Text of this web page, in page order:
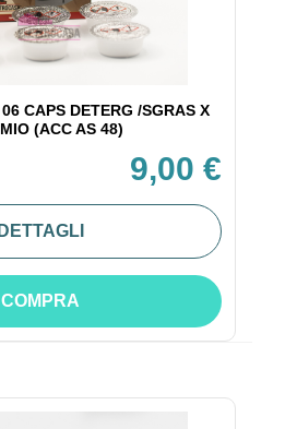
CAPS DETERG /SGRAS X
(ACC AS 48)
9,00 €
DETTAGLI
COMPRA